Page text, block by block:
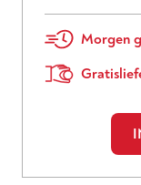
Morgen